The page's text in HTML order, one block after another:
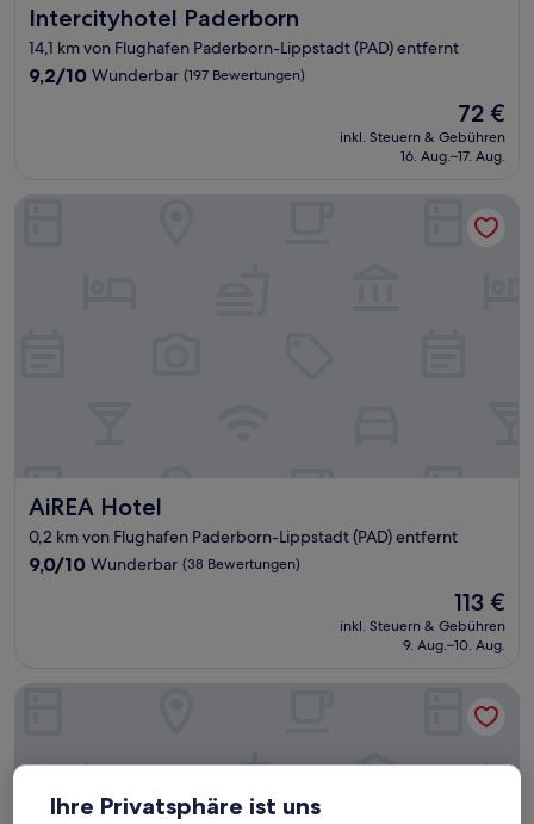
Intercityhotel Paderborn
Intercityhotel Paderborn
14,1 km von Flughafen Paderborn-Lippstadt (PAD) entfernt
9.2
9,2/10 Wunderbar (197 Bewertungen)
Der
Preis
beträgt
72 €
inkl. Steuern & Gebühren
16. Aug.–17. Aug.
AiREA Hotel
AiREA Hotel
0,2 km von Flughafen Paderborn-Lippstadt (PAD) entfernt
9.0
9,0/10 Wunderbar (38 Bewertungen)
Der
Preis
beträgt
113 €
inkl. Steuern & Gebühren
9. Aug.–10. Aug.
AiREA Hotel
Ihre Privatsphäre ist uns